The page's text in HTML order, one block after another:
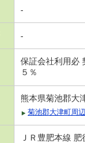
-
-
保証会社利用必
５％
熊本県菊池郡大
菊池郡大津町周
ＪＲ豊肥本線